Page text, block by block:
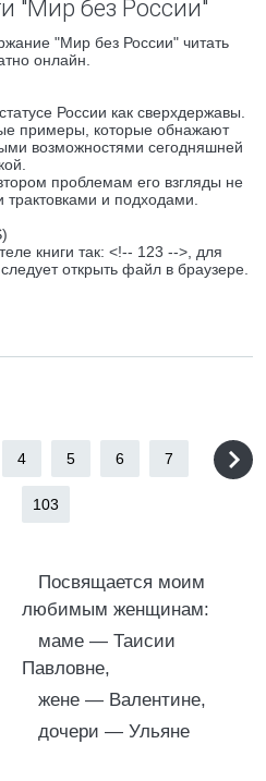
"Мир без России"
"Мир без России" читать
онлайн.
России как сверхдержавы.
примеры, которые обнажают
возможностями сегодняшней
проблемам его взгляды не
и подходами.
книги так: <!-- 123 -->, для
открыть файл в браузере.
4 5 6 7
103
Посвящается моим
любимым женщинам:
маме — Таисии
Павловне,
жене — Валентине,
дочери — Ульяне